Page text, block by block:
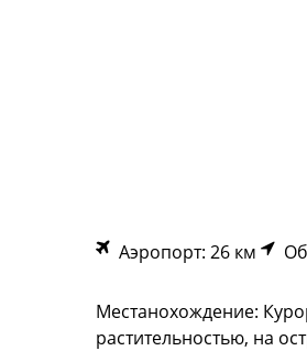
Аэропорт: 26 км
Местанохождение:
растительностью, на